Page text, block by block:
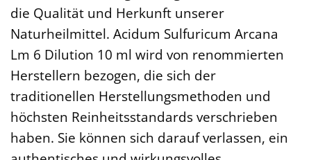
die Qualität und Herkunft unserer
Naturheilmittel. Acidum Sulfuricum Arcana
Lm 6 Dilution 10 ml wird von renommierten
Herstellern bezogen, die sich der
traditionellen Herstellungsmethoden und
höchsten Reinheitsstandards verschrieben
haben. Sie können sich darauf verlassen, ein